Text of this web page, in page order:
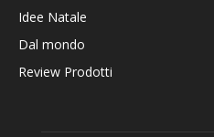
Idee Natale
Dal mondo
Review Prodotti